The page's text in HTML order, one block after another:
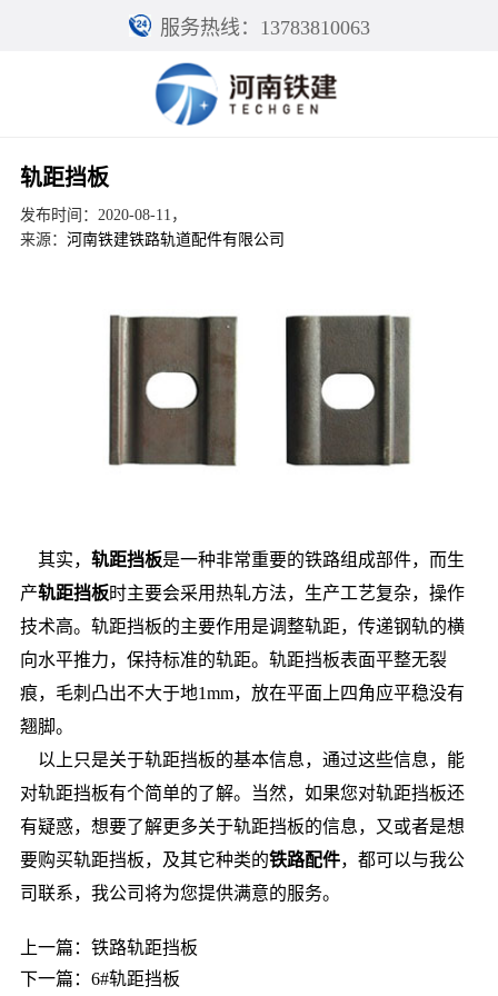
服务热线：13783810063
轨距挡板
发布时间：2020-08-11，
来源： 河南铁建铁路轨道配件有限公司
其实， 轨距挡板是一种非常重要的铁路组成部件，而生
产轨距挡板时主要会采用热轧方法，生产工艺复杂，操作
技术高。轨距挡板的主要作用是调整轨距，传递钢轨的横
向水平推力，保持标准的轨距。轨距挡板表面平整无裂
痕，毛刺凸出不大于地1mm，放在平面上四角应平稳没有
翘脚。
以上只是关于轨距挡板的基本信息，通过这些信息，能
对轨距挡板有个简单的了解。当然，如果您对轨距挡板还
有疑惑，想要了解更多关于轨距挡板的信息，又或者是想
要购买轨距挡板，及其它种类的铁路配件，都可以与我公
司联系，我公司将为您提供满意的服务。
上一篇： 铁路轨距挡板
下一篇： 6#轨距挡板